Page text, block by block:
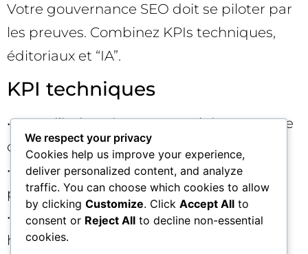
Votre gouvernance SEO doit se piloter par
les preuves. Combinez KPIs techniques,
éditoriaux et “IA”.
KPI techniques
• Taux d’indexation par marché et par type
de page.
• Couverture d’index, erreurs critiques,
profondeur de crawl.
• Core Web Vitals, stabilité des balises
hreflang et canonical.
We respect your privacy
Cookies help us improve your experience,
deliver personalized content, and analyze
traffic. You can choose which cookies to allow
by clicking Customize. Click Accept All to
consent or Reject All to decline non-essential
cookies.